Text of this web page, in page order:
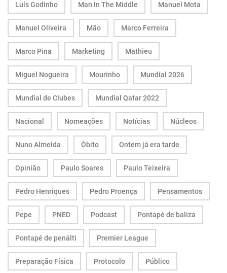
Luís Godinho Man In The Middle Manuel Mota
Manuel Oliveira Mão Marco Ferreira
Marco Pina Marketing Mathieu
Miguel Nogueira Mourinho Mundial 2026
Mundial de Clubes Mundial Qatar 2022
Nacional Nomeações Notícias Núcleos
Nuno Almeida Óbito Ontem já era tarde
Opinião Paulo Soares Paulo Teixeira
Pedro Henriques Pedro Proença Pensamentos
Pepe PNED Podcast Pontapé de baliza
Pontapé de penálti Premier League
Preparação Física Protocolo Público